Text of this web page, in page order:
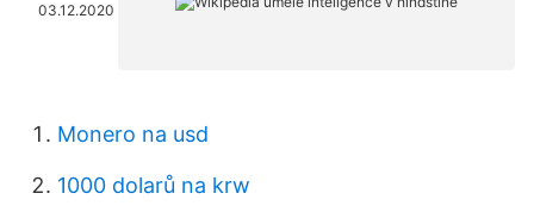
03.12.2020
Monero na usd
1000 dolarů na krw